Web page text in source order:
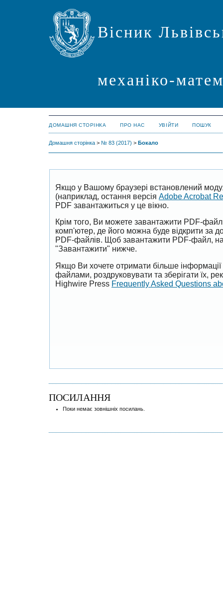
Вісник
механіко-
ДОМАШНЯ СТОРІНКА ПРО НАС УВІЙТИ ПОШУК
Домашня сторінка > № 83 (2017) > Бокало
Якщо у Вашому браузері встановлений
(наприклад, остання версія Adobe Acrobat
PDF завантажиться у це вікно.
Крім того, Ви можете завантажити PDF-
комп'ютер, де його можна буде відкрити за
PDF-файлів. Щоб завантажити PDF-файл,
"Завантажити" нижче.
Якщо Ви хочете отримати більше
файлами, роздруковувати та зберігати їх,
Highwire Press Frequently Asked Questions
ПОСИЛАННЯ
Поки немає зовнішніх посилань.